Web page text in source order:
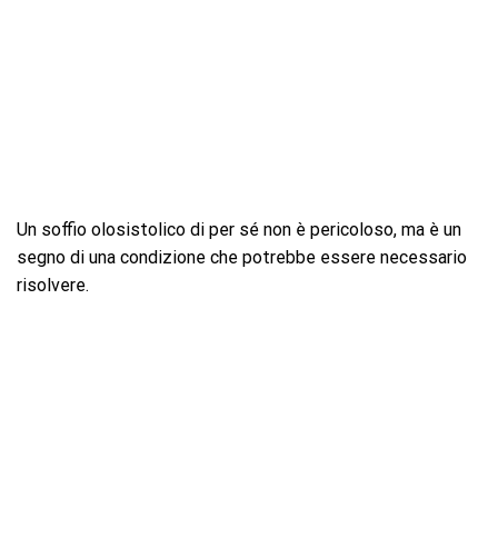
Un soffio olosistolico di per sé non è pericoloso, ma è un
segno di una condizione che potrebbe essere necessario
risolvere.